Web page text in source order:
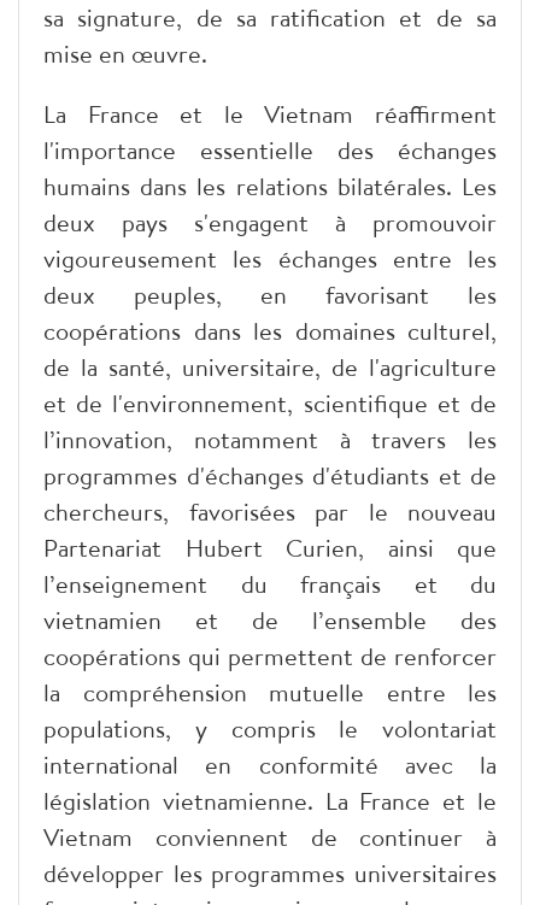
sa signature, de sa ratification et de sa
mise en œuvre.
La France et le Vietnam réaffirment
l'importance essentielle des échanges
humains dans les relations bilatérales. Les
deux pays s'engagent à promouvoir
vigoureusement les échanges entre les
deux peuples, en favorisant les
coopérations dans les domaines culturel,
de la santé, universitaire, de l'agriculture
et de l'environnement, scientifique et de
l’innovation, notamment à travers les
programmes d'échanges d'étudiants et de
chercheurs, favorisées par le nouveau
Partenariat Hubert Curien, ainsi que
l’enseignement du français et du
vietnamien et de l’ensemble des
coopérations qui permettent de renforcer
la compréhension mutuelle entre les
populations, y compris le volontariat
international en conformité avec la
législation vietnamienne. La France et le
Vietnam conviennent de continuer à
développer les programmes universitaires